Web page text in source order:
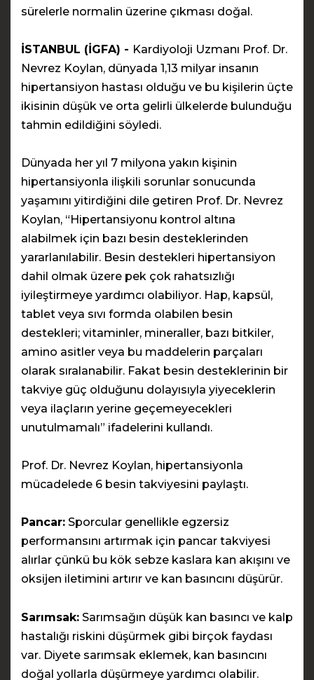
sürelerle normalin üzerine çıkması doğal.
İSTANBUL (İGFA) - Kardiyoloji Uzmanı Prof. Dr.
Nevrez Koylan, dünyada 1,13 milyar insanın
hipertansiyon hastası olduğu ve bu kişilerin üçte
ikisinin düşük ve orta gelirli ülkelerde bulunduğu
tahmin edildiğini söyledi.
Dünyada her yıl 7 milyona yakın kişinin
hipertansiyonla ilişkili sorunlar sonucunda
yaşamını yitirdiğini dile getiren Prof. Dr. Nevrez
Koylan, “Hipertansiyonu kontrol altına
alabilmek için bazı besin desteklerinden
yararlanılabilir. Besin destekleri hipertansiyon
dahil olmak üzere pek çok rahatsızlığı
iyileştirmeye yardımcı olabiliyor. Hap, kapsül,
tablet veya sıvı formda olabilen besin
destekleri; vitaminler, mineraller, bazı bitkiler,
amino asitler veya bu maddelerin parçaları
olarak sıralanabilir. Fakat besin desteklerinin bir
takviye güç olduğunu dolayısıyla yiyeceklerin
veya ilaçların yerine geçemeyecekleri
unutulmamalı” ifadelerini kullandı.
Prof. Dr. Nevrez Koylan, hipertansiyonla
mücadelede 6 besin takviyesini paylaştı.
Pancar: Sporcular genellikle egzersiz
performansını artırmak için pancar takviyesi
alırlar çünkü bu kök sebze kaslara kan akışını ve
oksijen iletimini artırır ve kan basıncını düşürür.
Sarımsak: Sarımsağın düşük kan basıncı ve kalp
hastalığı riskini düşürmek gibi birçok faydası
var. Diyete sarımsak eklemek, kan basıncını
doğal yollarla düşürmeye yardımcı olabilir.